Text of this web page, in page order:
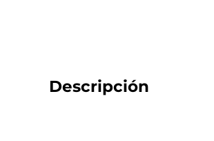
Descripción